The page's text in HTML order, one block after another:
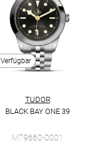
Verfügbar
TUDOR
BLACK BAY ONE 39
M79660-0001